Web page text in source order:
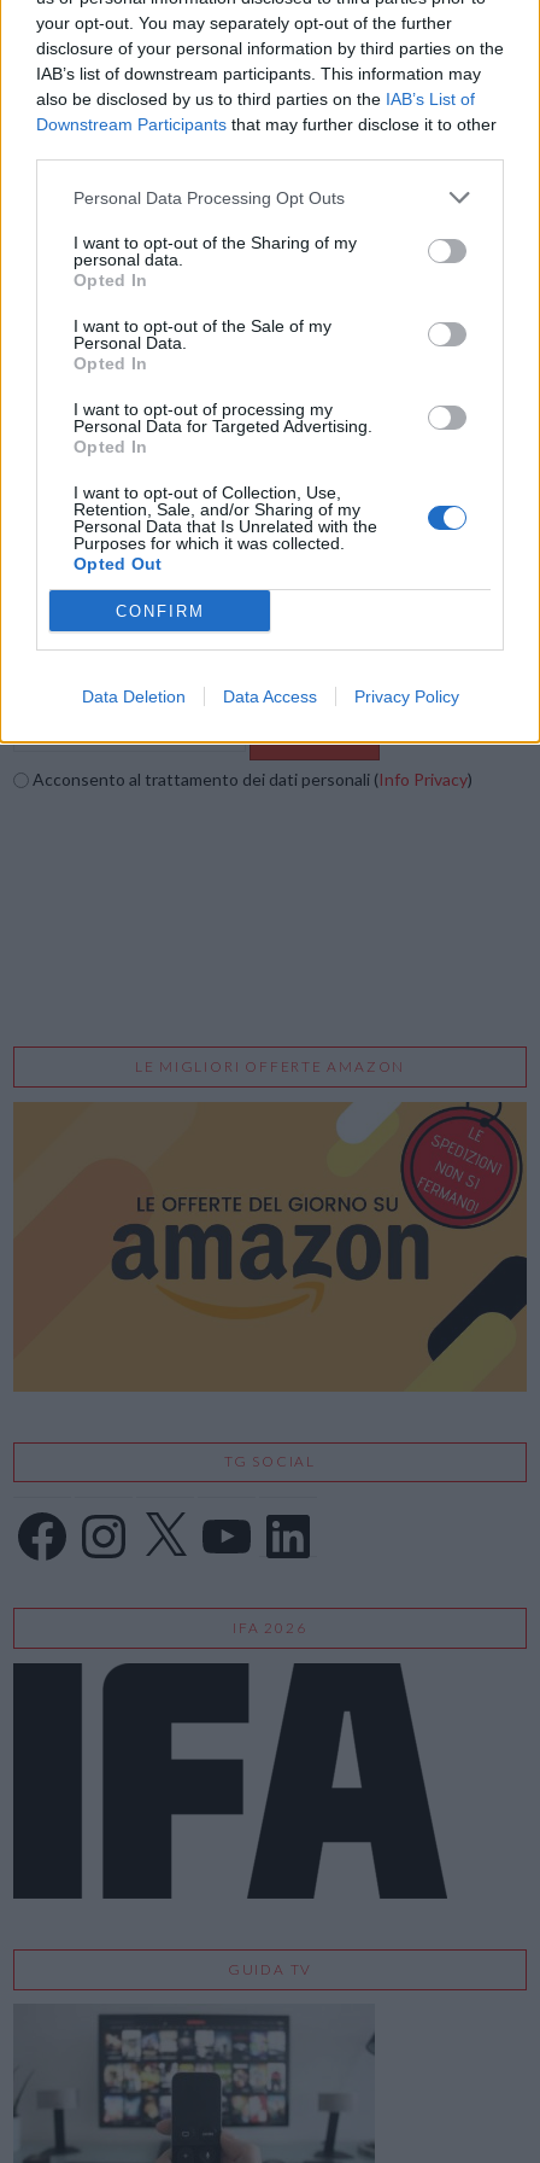
your opt-out. You may separately opt-out of the further
disclosure of your personal information by third parties on the
IAB’s list of downstream participants. This information may
also be disclosed by us to third parties on the IAB’s List of
Downstream Participants that may further disclose it to other
Personal Data Processing Opt Outs
I want to opt-out of the Sharing of my
personal data.
Opted In
I want to opt-out of the Sale of my
Personal Data.
Opted In
I want to opt-out of processing my
Personal Data for Targeted Advertising.
Opted In
I want to opt-out of Collection, Use,
Retention, Sale, and/or Sharing of my
Personal Data that Is Unrelated with the
Purposes for which it was collected.
Opted Out
CONFIRM
Data Deletion Data Access Privacy Policy
veramente l’accesso a dati sensibili o hanno diffuso un ransomware,
perché insistono tanto nel dare visibilità all’azione di defacement a
danno di questi siti?
obiettivo di distrarre l’attenzione di chi si occupa della sicurezza da
attacchi più furtivi: resta da scoprire se anche nel caso dei siti
ucraini questa sia la vera risposta”
Condividi questo articolo:
E-mail
Mastodon Telegram WhatsApp
Vuoi ricevere gli aggiornamenti delle news di TecnoGazzetta?
Inserisci nome ed indirizzo E-Mail:
Acconsento al trattamento dei dati personali (Info Privacy)
LE MIGLIORI OFFERTE AMAZON
TG SOCIAL
FacebookInstagram
X LinkedIn
IFA 2026
GUIDA TV